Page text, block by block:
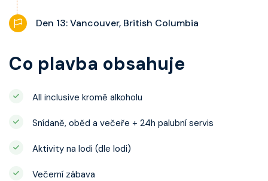
Den 13: Vancouver, British Columbia
Co plavba obsahuje
All inclusive kromě alkoholu
Snídaně, oběd a večeře + 24h palubní servis
Aktivity na lodi (dle lodi)
Večerní zábava